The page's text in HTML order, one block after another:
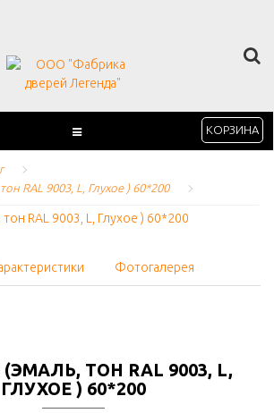
КОРЗИНА
RAL 9003, L, Глухое ) 60*200
Фотогалерея
ТОН RAL 9003, L,
ГЛУХОЕ ) 60*200